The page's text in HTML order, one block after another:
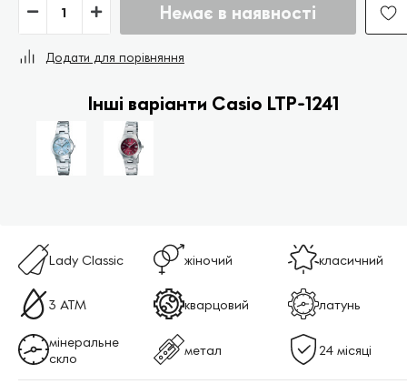
Немає в наявності
Додати для порівняння
Інші варіанти Casio LTP-1241
Lady Classic жіночий класичний
3 АТМ кварцовий латунь
мінеральне
скло
метал 24 місяці